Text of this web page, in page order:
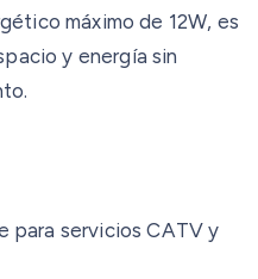
máximo de 12W, es
y energía sin
para servicios CATV y